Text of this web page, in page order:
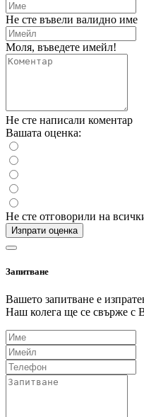
Не сте въвели валидно име
Моля, въведете имейл!
Не сте написали коментар
Вашата оценка:
Не сте отговорили на
Изпрати оценка
Запитване
Вашето запитване е
Наш колега ще се свърже с